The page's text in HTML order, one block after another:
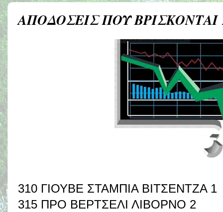
ΑΠΟΔΟΣΕΙΣ ΠΟΥ
310 ΓΙΟΥΒΕ ΣΤΑΜΠΙΑ ΒΙΤΣΕΝΤΖΑ 1
315 ΠΡΟ ΒΕΡΤΣΕΛΙ ΛΙΒΟΡΝΟ 2